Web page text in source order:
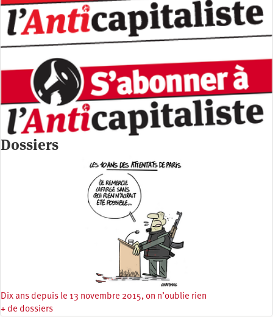
Dossiers
Dix ans depuis le 13 novembre 2015, on n’oublie rien
+ de dossiers